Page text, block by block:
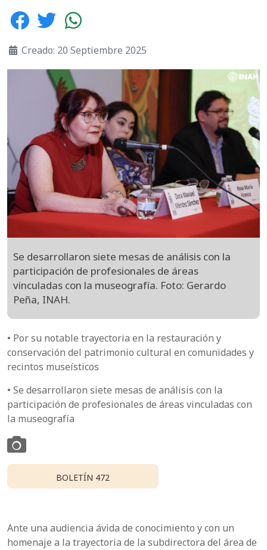
Creado: 20 Septiembre 2025
Se desarrollaron siete mesas de análisis con la
participación de profesionales de áreas
vinculadas con la museografía. Foto: Gerardo
Peña, INAH.
• Por su notable trayectoria en la restauración y
conservación del patrimonio cultural en comunidades y
recintos museísticos
• Se desarrollaron siete mesas de análisis con la
participación de profesionales de áreas vinculadas con
la museografía
BOLETÍN 472
Ante una audiencia ávida de conocimiento y con un
homenaje a la trayectoria de la subdirectora del área de